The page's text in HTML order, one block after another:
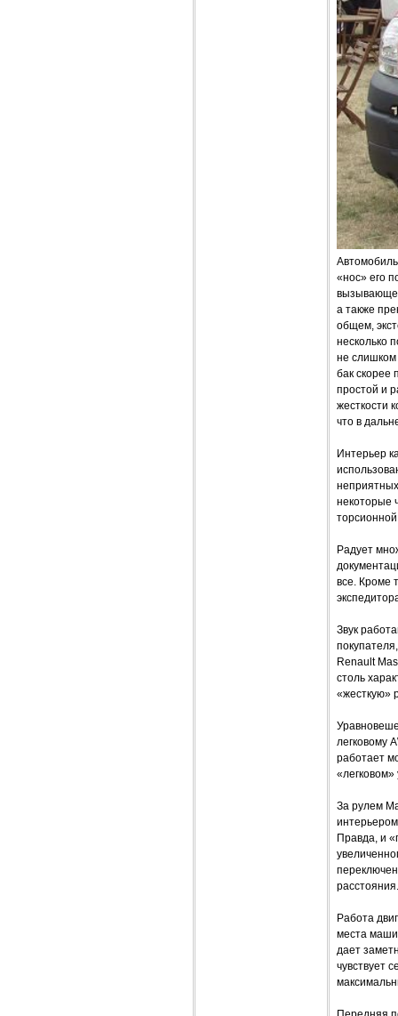
«нос» его
вызывающе
а также
общем,
несколько
не слишком
бак скорее
простой и
жесткости
что в
Интерьер
некоторые
Радует
все. Кроме
Звук
Renault
столь
«жесткую»
легковому
работает
«легковом»
За рулем
Правда, и
расстояния.
Работа
места
дает
чувствует